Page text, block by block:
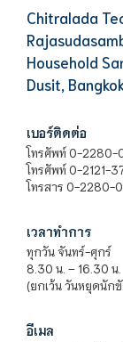
Chitralada
Household
Dusit,
เบอร์ติดต่อ
โทรศัพท์ 0-2280-
โทรศัพท์ 0-2121-
โทรสาร 0-2280-
เวลาทำการ
ทุกวัน จันทร์-ศุกร์
8.30 น. – 16.30 น.
(ยกเว้น วันหยุดนัก
อีเมล